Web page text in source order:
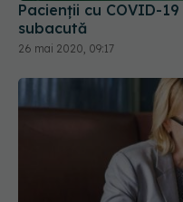
Pacienții cu COVID-
subacută
26 mai 2020, 09:17